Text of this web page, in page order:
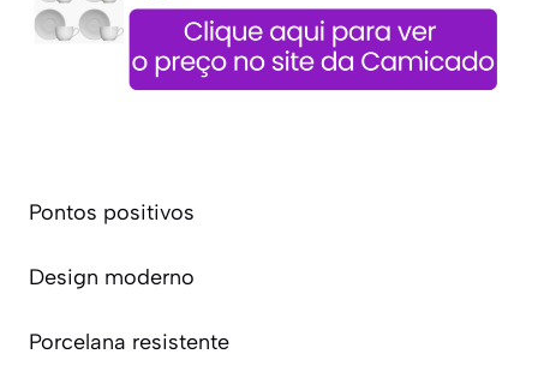
Pontos positivos
Design moderno
Porcelana resistente